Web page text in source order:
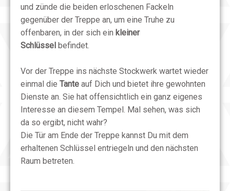
und zünde die beiden erloschenen Fackeln
gegenüber der Treppe an, um eine Truhe zu
offenbaren, in der sich ein kleiner
Schlüssel befindet.
Vor der Treppe ins nächste Stockwerk wartet wieder
einmal die Tante auf Dich und bietet ihre gewohnten
Dienste an. Sie hat offensichtlich ein ganz eigenes
Interesse an diesem Tempel. Mal sehen, was sich
da so ergibt, nicht wahr?
Die Tür am Ende der Treppe kannst Du mit dem
erhaltenen Schlüssel entriegeln und den nächsten
Raum betreten.